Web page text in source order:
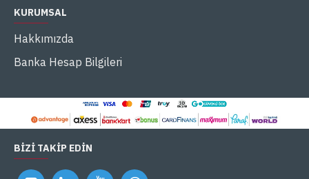
KURUMSAL
Hakkımızda
Banka Hesap Bilgileri
BIZI TAKIP EDIN